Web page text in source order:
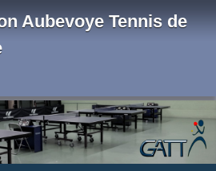
Aubevoye Tennis de